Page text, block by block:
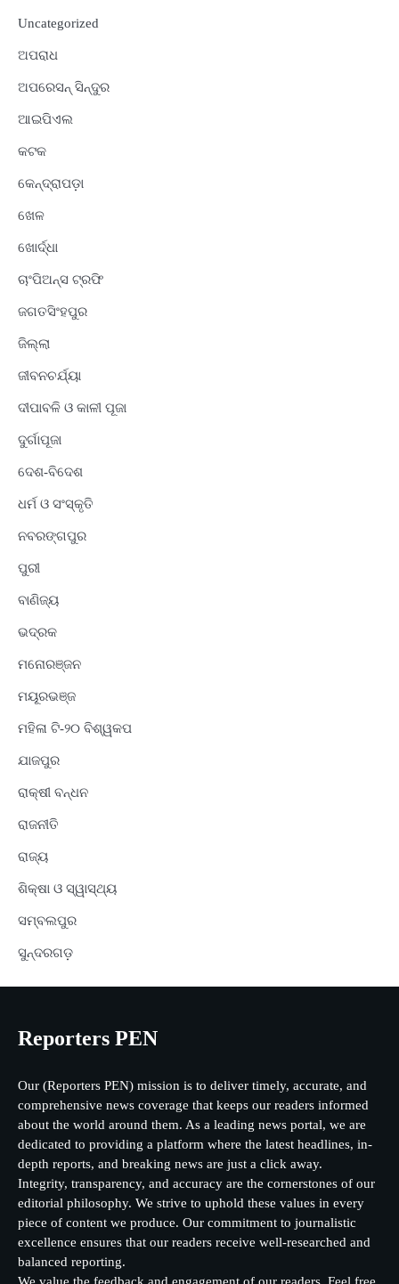
Uncategorized
ଅପରାଧ
ଅପରେସନ୍ ସିନ୍ଦୁର
ଆଇପିଏଲ
କଟକ
କେନ୍ଦ୍ରାପଡ଼ା
ଖେଳ
ଖୋର୍ଦ୍ଧା
ଚାଂପିଅନ୍ସ ଟ୍ରଫି
ଜଗତସିଂହପୁର
ଜିଲ୍ଲା
ଜୀବନଚର୍ଯ୍ୟା
ଦୀପାବଳି ଓ କାଳୀ ପୂଜା
ଦୁର୍ଗାପୂଜା
ଦେଶ-ବିଦେଶ
ଧର୍ମ ଓ ସଂସ୍କୃତି
ନବରଙ୍ଗପୁର
ପୁରୀ
ବାଣିଜ୍ୟ
ଭଦ୍ରକ
ମନୋରଞ୍ଜନ
ମୟୂରଭଞ୍ଜ
ମହିଳା ଟି-୨୦ ବିଶ୍ୱକପ
ଯାଜପୁର
ରାକ୍ଷୀ ବନ୍ଧନ
ରାଜନୀତି
ରାଜ୍ୟ
ଶିକ୍ଷା ଓ ସ୍ୱାସ୍ଥ୍ୟ
ସମ୍ବଲପୁର
ସୁନ୍ଦରଗଡ଼
Reporters PEN
Our (Reporters PEN) mission is to deliver timely, accurate, and
comprehensive news coverage that keeps our readers informed
about the world around them. As a leading news portal, we are
dedicated to providing a platform where the latest headlines, in-
depth reports, and breaking news are just a click away.
Integrity, transparency, and accuracy are the cornerstones of our
editorial philosophy. We strive to uphold these values in every
piece of content we produce. Our commitment to journalistic
excellence ensures that our readers receive well-researched and
balanced reporting.